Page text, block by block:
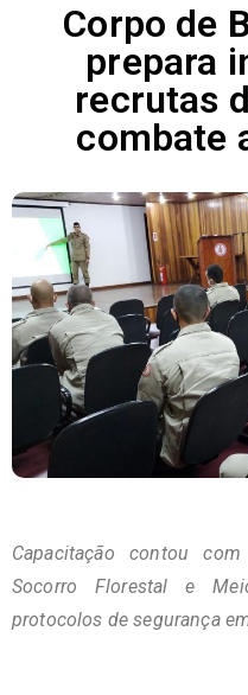
Corpo de
prepara
recrutas
combate
Capacitação contou
Socorro Florestal e
protocolos de segurança